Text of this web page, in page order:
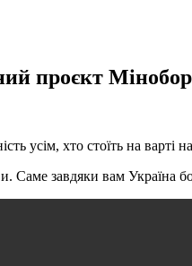
проєкт
усім, хто стоїть на варті
завдяки вам Україна